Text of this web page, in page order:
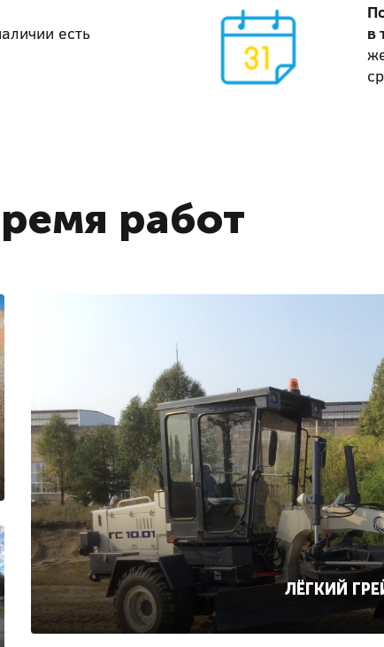
есть
в
работ
ЛЁГКИЙ